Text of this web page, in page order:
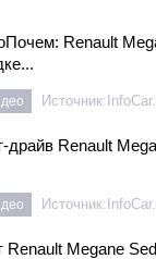
Renault
Источник:
драйв Renault
Источник:
Renault Megane